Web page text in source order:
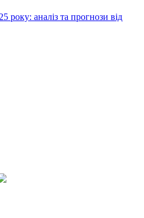
року: аналіз та прогнози від